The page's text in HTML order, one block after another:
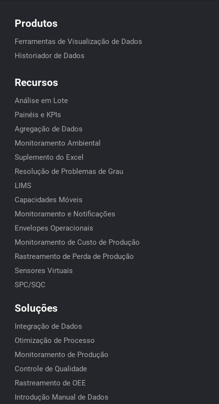
Produtos
Ferramentas de Visualização de Dados
Historiador de Dados
Recursos
Análise em Lote
Painéis e KPIs
Agregação de Dados
Monitoramento Ambiental
Suplemento do Excel
Resolução de Problemas de Grau
LIMS
Capacidades Móveis
Monitoramento e Notificações
Envelopes Operacionais
Monitoramento de Custo de Produção
Rastreamento de Perda de Produção
Sensores Virtuais
SPC/SQC
Soluções
Integração de Dados
Otimização de Processo
Monitoramento de Produção
Controle de Qualidade
Rastreamento de OEE
Introdução Manual de Dados